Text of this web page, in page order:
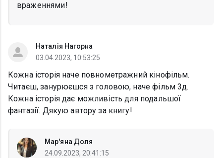
враженнями!
Наталія Нагорна
03.04.2023, 10:53:25
Кожна історія наче повнометражний кінофільм.
Читаєш, занурюєшся з головою, наче фільм 3д.
Кожна історія дає можливість для подальшої
фантазії. Дякую автору за книгу!
Мар'яна Доля
24.09.2023, 20:41:15